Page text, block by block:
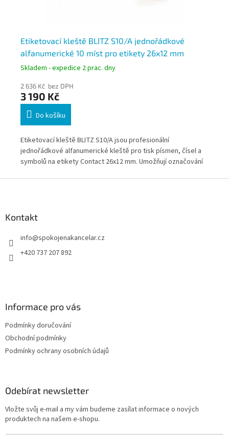
Etiketovací kleště BLITZ S10/A jednořádkové
alfanumerické 10 míst pro etikety 26x12 mm
Skladem - expedice 2 prac. dny
2 636 Kč bez DPH
3 190 Kč
Do košíku
Etiketovací kleště BLITZ S10/A jsou profesionální
jednořádkové alfanumerické kleště pro tisk písmen, čísel a
symbolů na etikety Contact 26x12 mm. Umožňují označování
Kontakt
info@spokojenakancelar.cz
+420 737 207 892
Informace pro vás
Podmínky doručování
Obchodní podmínky
Podmínky ochrany osobních údajů
Odebírat newsletter
Vložte svůj e-mail a my vám budeme zasílat informace o nových
produktech na našem e-shopu.